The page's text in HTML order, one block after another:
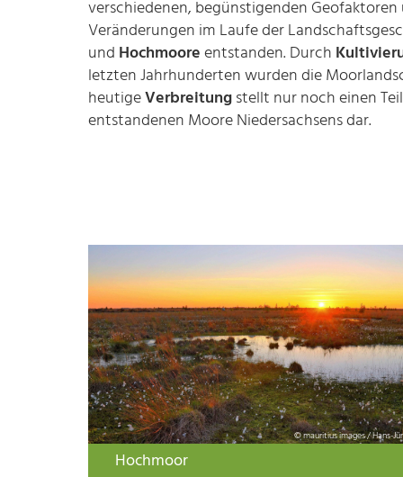
verschiedenen, begünstigenden
Veränderungen im Laufe der
und Hochmooreentstanden. Durch
letzten Jahrhunderten wurden die
heutigeVerbreitungstellt nur noch einen
entstandenen Moore Niedersachsens dar.
© mauritius images / Hans-
Hochmoor